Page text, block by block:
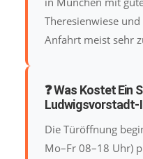
Theresienwiese
Anfahrt meist sehr
❓ Was Kostet Ein
Die Türöffnung
Mo–Fr 08–18 Uhr)